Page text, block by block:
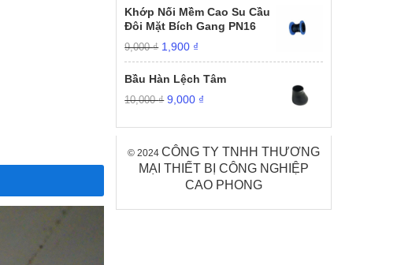
là:
9,000 ₫.
tại
là:
1,900 ₫.
Khớp Nối Mềm Cao Su Cầu
Đôi Mặt Bích Gang PN16
9,000₫ Giá
gốc
9,000 ₫.
1,900 ₫
hiện
tại
1,900 ₫.
Bầu Hàn Lệch Tâm
10,000₫ Giá
là:
9,000 ₫
tại
9,000 ₫.
© 2024CÔNG TY TNHH THƯƠNG
MẠI THIẾT BỊ CÔNG NGHIỆP
CAO PHONG